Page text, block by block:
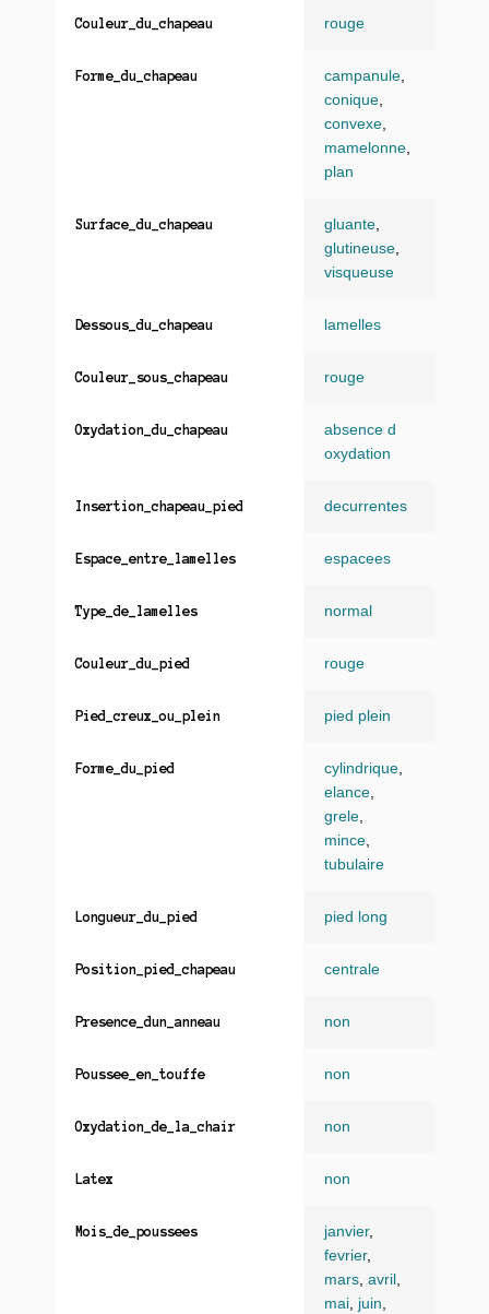
Couleur_du_chapeau rouge
Forme_du_chapeau campanule,
conique,
convexe,
mamelonne,
plan
Surface_du_chapeau gluante,
glutineuse,
visqueuse
Dessous_du_chapeau lamelles
Couleur_sous_chapeau rouge
Oxydation_du_chapeau
absence d
oxydation
Insertion_chapeau_pied decurrentes
Espace_entre_lamelles espacees
Type_de_lamelles normal
Couleur_du_pied rouge
Pied_creux_ou_plein pied plein
Forme_du_pied cylindrique,
elance,
grele,
mince,
tubulaire
Longueur_du_pied pied long
Position_pied_chapeau centrale
Presence_dun_anneau non
Poussee_en_touffe non
Oxydation_de_la_chair non
Latex non
Mois_de_poussees janvier,
fevrier,
mars, avril ,
mai, juin,